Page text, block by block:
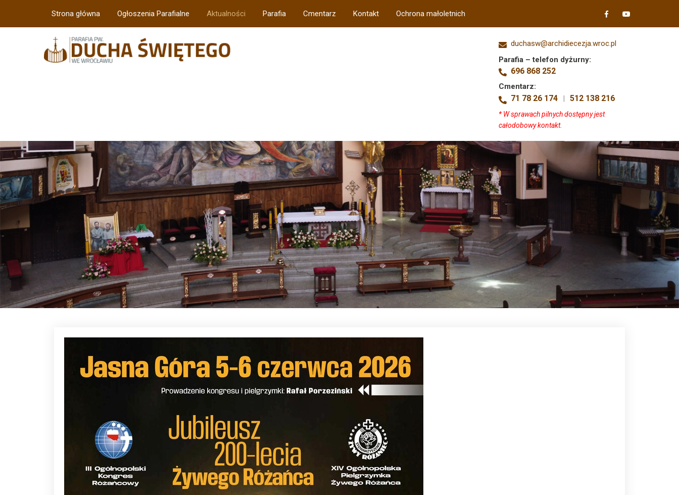
Strona główna Ogłoszenia Parafialne Aktualności Parafia Cmentarz Kontakt Ochrona małoletnich
duchasw@archidiecezja.wroc.pl
Parafia – telefon dyżurny:
696 868 252
Cmentarz:
71 78 26 174 | 512 138 216
* W sprawach pilnych dostępny jest
całodobowy kontakt.